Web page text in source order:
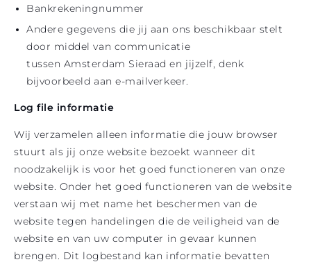
Bankrekeningnummer
Andere gegevens die jij aan ons beschikbaar stelt
door middel van communicatie
tussen Amsterdam Sieraad en jijzelf, denk
bijvoorbeeld aan e-mailverkeer.
Log file informatie
Wij verzamelen alleen informatie die jouw browser
stuurt als jij onze website bezoekt wanneer dit
noodzakelijk is voor het goed functioneren van onze
website. Onder het goed functioneren van de website
verstaan wij met name het beschermen van de
website tegen handelingen die de veiligheid van de
website en van uw computer in gevaar kunnen
brengen. Dit logbestand kan informatie bevatten